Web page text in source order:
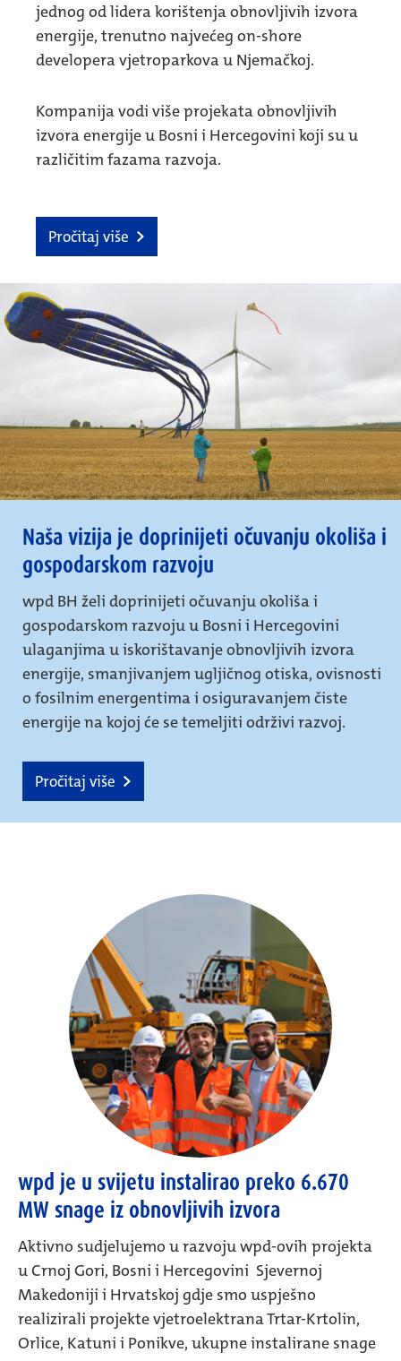
jednog od lidera korištenja obnovljivih izvora
energije, trenutno najvećeg on-shore
developera vjetroparkova u Njemačkoj.
Kompanija vodi više projekata obnovljivih
izvora energije u Bosni i Hercegovini koji su u
različitim fazama razvoja.
Pročitaj više
Naša vizija je doprinijeti očuvanju okoliša i
gospodarskom razvoju
wpd BH želi doprinijeti očuvanju okoliša i
gospodarskom razvoju u Bosni i Hercegovini
ulaganjima u iskorištavanje obnovljivih izvora
energije, smanjivanjem ugljičnog otiska, ovisnosti
o fosilnim energentima i osiguravanjem čiste
energije na kojoj će se temeljiti održivi razvoj.
Pročitaj više
wpd je u svijetu instalirao preko 6.670
MW snage iz obnovljivih izvora
Aktivno sudjelujemo u razvoju wpd-ovih projekta
u Crnoj Gori, Bosni i Hercegovini Sjevernoj
Makedoniji i Hrvatskoj gdje smo uspješno
realizirali projekte vjetroelektrana Trtar-Krtolin,
Orlice, Katuni i Ponikve, ukupne instalirane snage